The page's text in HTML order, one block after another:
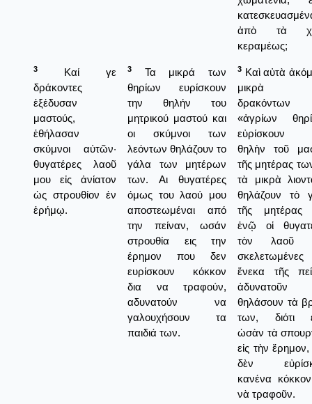
ἀπὸ τὰ
κεραμέως;
3
Καί γε
δράκοντες
ἐξέδυσαν
μαστούς,
ἐθήλασαν
σκύμνοι αὐτῶν·
θυγατέρες λαοῦ
μου εἰς ἀνίατον
ὡς στρουθίον ἐν
ἐρήμῳ.
3
Τα μικρά των
θηρίων ευρίσκουν
την θηλήν του
μητρικού μαστού και
οι σκύμνοι των
λεόντων θηλάζουν το
γάλα των μητέρων
των. Αι θυγατέρες
όμως του λαού μου
αποστεωμέναι από
την πείναν, ωσάν
στρουθία εις την
έρημον που δεν
ευρίσκουν κόκκον
δια να τραφούν,
αδυνατούν να
γαλουχήσουν τα
παιδιά των.
3 Καὶ αὐτὰ
μικρὰ
δρακόντων
«ἀγρίων
εὐρίσκουν
θηλὴν τοῦ
τῆς μητέρας
τὰ μικρὰ
θηλάζουν τὸ
τῆς μητέρας
ἐνῷ οἱ
τὸν λαοῦ
σκελετωμένες
ἕνεκα τῆς
θηλάσουν τὰ
των, διότι
ὡσὰν τὰ
εἰς τὴν
δὲν
κανένα
νὰ τραφοῦν.